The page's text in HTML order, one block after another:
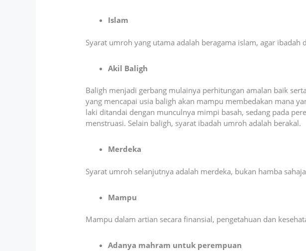
Islam
Syarat umroh yang utama adalah beragama islam, agar ibadah
Akil Baligh
Baligh menjadi gerbang mulainya perhitungan amalan baik
yang mencapai usia baligh akan mampu membedakan mana
laki ditandai dengan munculnya mimpi basah, sedang pada
menstruasi. Selain baligh, syarat ibadah umroh adalah berakal.
Merdeka
Syarat umroh selanjutnya adalah merdeka, bukan hamba
Mampu
Mampu dalam artian secara finansial, pengetahuan dan
Adanya mahram untuk perempuan